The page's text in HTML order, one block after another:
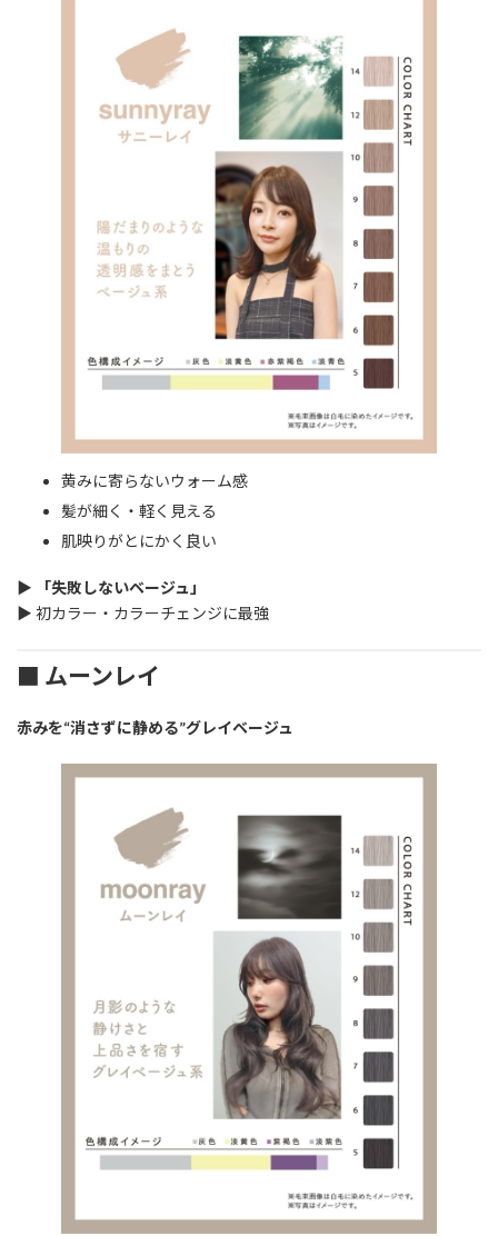
黄みに寄らないウォーム感
髪が細く・軽く見える
肌映りがとにかく良い
▶
「失敗しないベージュ」
▶ 初カラー・カラーチェンジに最強
■ ムーンレイ
赤みを“消さずに静める”グレイベージュ